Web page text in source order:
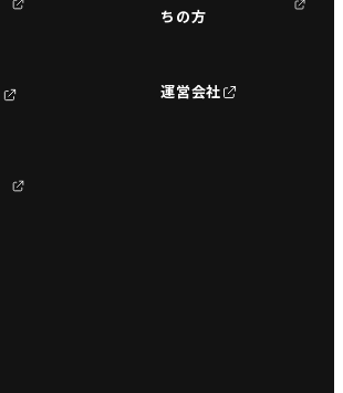
ちの方
運営会社